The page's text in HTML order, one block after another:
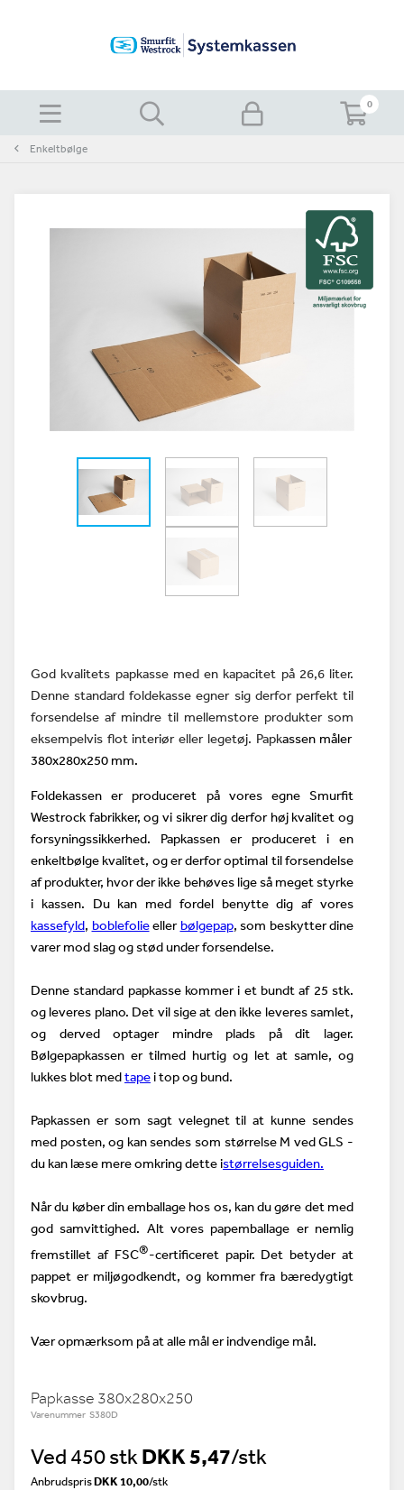
0
Enkeltbølge
God kvalitets papkasse med en kapacitet på 26,6 liter.
Denne standard foldekasse egner sig derfor perfekt til
forsendelse af mindre til mellemstore produkter som
eksempelvis flot interiør eller legetøj. Papkassen måler
380x280x250 mm.
Foldekassen er produceret på vores egne Smurfit
Westrock fabrikker, og vi sikrer dig derfor høj kvalitet og
forsyningssikkerhed. Papkassen er produceret i en
enkeltbølge kvalitet, og er derfor optimal til forsendelse
af produkter, hvor der ikke behøves lige så meget styrke
i kassen. Du kan med fordel benytte dig af vores
kassefyld, boblefolieeller bølgepap, som beskytter dine
varer mod slag og stød under forsendelse.
Denne standard papkasse kommer i et bundt af 25 stk.
og leveres plano. Det vil sige at den ikke leveres samlet,
og derved optager mindre plads på dit lager.
Bølgepapkassen er tilmed hurtig og let at samle, og
lukkes blot medtapei top og bund.
Papkassen er som sagt velegnet til at kunne sendes
med posten, og kan sendes som størrelse M ved GLS -
du kan læse mere omkring dette istørrelsesguiden.
Når du køber din emballage hos os, kan du gøre det med
god samvittighed. Alt vores papemballage er nemlig
fremstillet af FSC®-certificeret papir. Det betyder at
pappet er miljøgodkendt, og kommer fra bæredygtigt
skovbrug.
Vær opmærksom på at alle mål er indvendige mål.
Papkasse 380x280x250
Varenummer S380D
Ved 450 stk DKK 5,47/stk
AnbrudsprisDKK 10,00/stk